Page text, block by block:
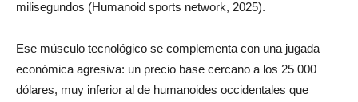
milisegundos (Humanoid sports network, 2025).
Ese músculo tecnológico se complementa con una jugada
económica agresiva: un precio base cercano a los 25 000
dólares, muy inferior al de humanoides occidentales que